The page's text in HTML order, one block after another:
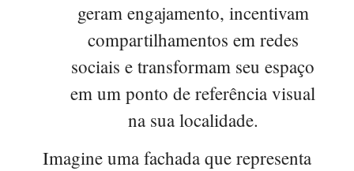
geram engajamento, incentivam
compartilhamentos em redes
sociais e transformam seu espaço
em um ponto de referência visual
na sua localidade.
Imagine uma fachada que representa